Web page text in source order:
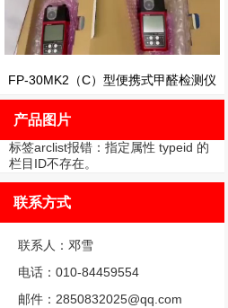
FP-30MK2（C）型便携式甲醛检测仪
产品图片
标签arclist报错：指定属性 typeid 的
栏目ID不存在。
联系方式
联系人：邓雪
电话：010-84459554
邮件：2850832025@qq.com